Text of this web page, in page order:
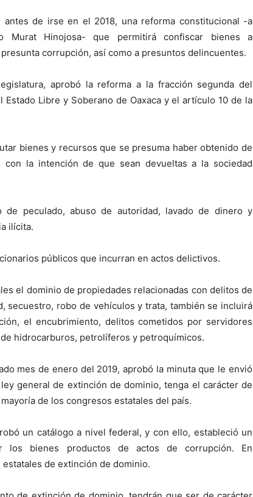
de irse en el 2018, una reforma constitucional -a
Murat Hinojosa- que permitirá confiscar bienes a
corrupción, así como a presuntos delincuentes.
aprobó la reforma a la fracción segunda del
Libre y Soberano de Oaxaca y el artículo 10 de la
bienes y recursos que se presuma haber obtenido de
con la intención de que sean devueltas a la sociedad
peculado, abuso de autoridad, lavado de dinero y
ilícita.
públicos que incurran en actos delictivos.
el dominio de propiedades relacionadas con delitos de
secuestro, robo de vehículos y trata, también se incluirá
el encubrimiento, delitos cometidos por servidores
hidrocarburos, petrolíferos y petroquímicos.
mes de enero del 2019, aprobó la minuta que le envió
general de extinción de dominio, tenga el carácter de
de los congresos estatales del país.
un catálogo a nivel federal, y con ello, estableció un
los bienes productos de actos de corrupción. En
de extinción de dominio.